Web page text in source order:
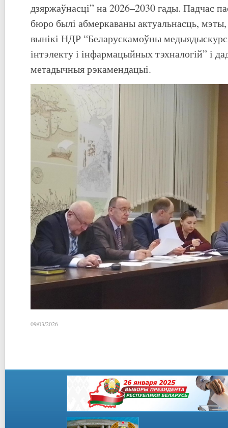
дзяржаўнасці” на 2026–2030 гады. Падчас
бюро былі абмеркаваны актуальнасць,
вынікі НДР “Беларускамоўны
інтэлекту і інфармацыйных тэхналогій” і
метадычныя рэкамендацыі.
09/03/2026